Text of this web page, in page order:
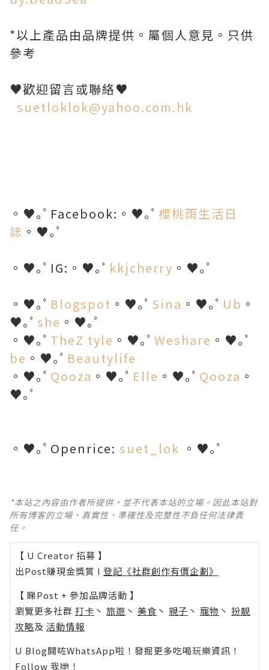
*以上產品由品牌提供。屬個人意見。只供
參考
♥歡迎留言或聯絡♥
suetloklok@yahoo.com.hk
。♥｡ﾟFacebook:。♥｡ﾟ 櫻桃雨生活日
誌 。♥｡ﾟ
。♥｡ﾟIG:。♥｡ﾟ kkjcherry 。♥｡ﾟ
。♥｡ﾟ Blogspot 。♥｡ﾟ Sina 。♥｡ﾟ Ub 。
♥｡ﾟ she 。♥｡ﾟ
。♥｡ﾟ TheZ tyle 。♥｡ﾟ Weshare 。♥｡ﾟ
be 。♥｡ﾟ Beautylife
。♥｡ﾟ Qooza 。♥｡ﾟ Elle 。♥｡ﾟ Qooza 。
♥｡ﾟ
。♥｡ﾟOpenrice: suet_lok 。♥｡ﾟ
*本站之內容由作者所提供，並不代表本站的立場。因此本站對
所有博客的立場、真實性、準確性及完整性不負任何法律責
任。
【 U Creator 招募 】
出Post賺現金獎賞 l 登記《社群創作有價企劃》
【 睇Post + 參加品牌活動 】
瀏覽更多社群 打卡 丶 旅遊 丶 美食 丶 親子 丶 寵物 丶 扮靚
攻略及 活動情報
U Blog開咗WhatsApp啦！發掘更多吃喝玩樂資訊！
Follow 我哋 ！